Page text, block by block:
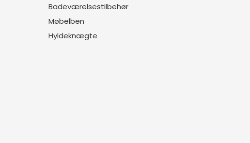
Badeværelsestilbehør
Møbelben
Hyldeknægte